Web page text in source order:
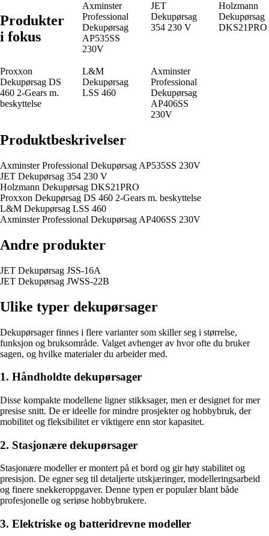
Produkter
i fokus
Axminster
Professional
Dekupørsag
AP535SS
230V
JET
Dekupørsag
354 230 V
Holzmann
Dekupørsag
DKS21PRO
Proxxon
Dekupørsag DS
460 2-Gears m.
beskyttelse
L&M
Dekupørsag
LSS 460
Axminster
Professional
Dekupørsag
AP406SS
230V
Produktbeskrivelser
Axminster Professional Dekupørsag AP535SS 230V
JET Dekupørsag 354 230 V
Holzmann Dekupørsag DKS21PRO
Proxxon Dekupørsag DS 460 2-Gears m. beskyttelse
L&M Dekupørsag LSS 460
Axminster Professional Dekupørsag AP406SS 230V
Andre produkter
JET Dekupørsag JSS-16A
JET Dekupørsag JWSS-22B
Ulike typer dekupørsager
Dekupørsager finnes i flere varianter som skiller seg i størrelse,
funksjon og bruksområde. Valget avhenger av hvor ofte du bruker
sagen, og hvilke materialer du arbeider med.
1. Håndholdte dekupørsager
Disse kompakte modellene ligner stikksager, men er designet for mer
presise snitt. De er ideelle for mindre prosjekter og hobbybruk, der
mobilitet og fleksibilitet er viktigere enn stor kapasitet.
2. Stasjonære dekupørsager
Stasjonære modeller er montert på et bord og gir høy stabilitet og
presisjon. De egner seg til detaljerte utskjæringer, modelleringsarbeid
og finere snekkeroppgaver. Denne typen er populær blant både
profesjonelle og seriøse hobbybrukere.
3. Elektriske og batteridrevne modeller